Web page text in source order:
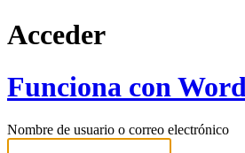
Acceder
Funciona con
Nombre de usuario o correo electrónico